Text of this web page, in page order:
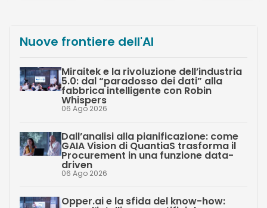
Nuove frontiere dell'AI
Miraitek e la rivoluzione dell’industria
5.0: dal “paradosso dei dati” alla
fabbrica intelligente con Robin
Whispers
06 Ago 2026
Dall’analisi alla pianificazione: come
GAIA Vision di QuantiaS trasforma il
Procurement in una funzione data-
driven
06 Ago 2026
Opper.ai e la sfida del know-how: